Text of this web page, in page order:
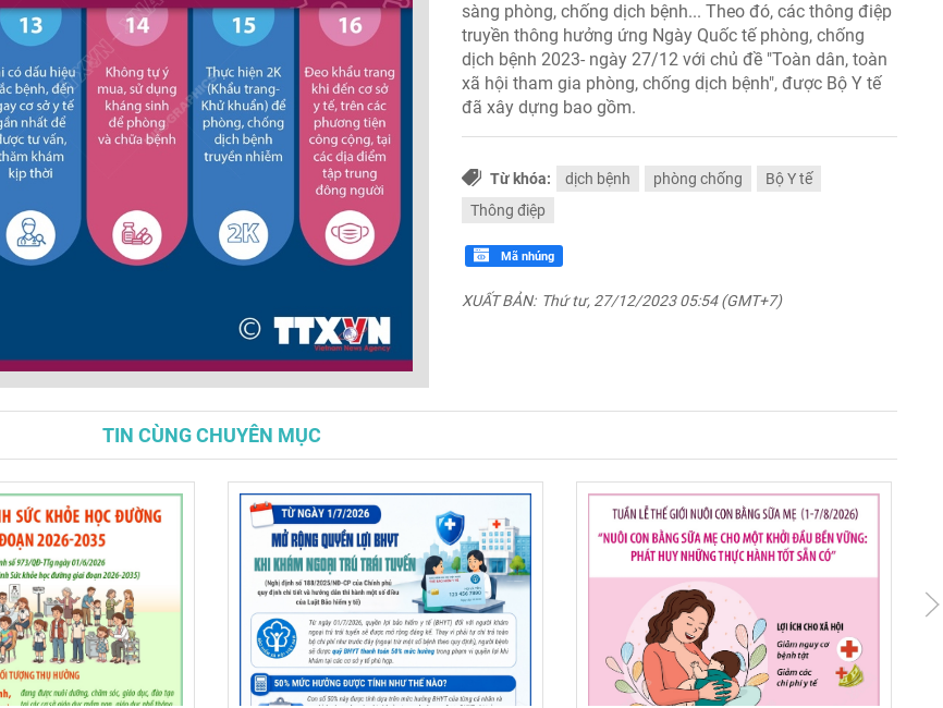
sàng phòng, chống dịch bệnh... Theo đó, các thông điệp
truyền thông hưởng ứng Ngày Quốc tế phòng, chống
dịch bệnh 2023- ngày 27/12 với chủ đề "Toàn dân, toàn
xã hội tham gia phòng, chống dịch bệnh", được Bộ Y tế
đã xây dựng bao gồm.
Từ khóa: dịch bệnh phòng chống
Bộ Y tế
Thông điệp
Mã nhúng
XUẤT BẢN: Thứ tư, 27/12/2023 05:54 (GMT+7)
TIN CÙNG CHUYÊN MỤC